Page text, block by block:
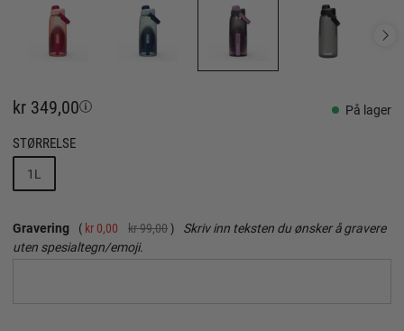
kr 349,00 På lager
STØRRELSE
1L
Gravering kr 0,00 kr 99,00
Skriv inn teksten du ønsker å gravere
uten spesialtegn/emoji.